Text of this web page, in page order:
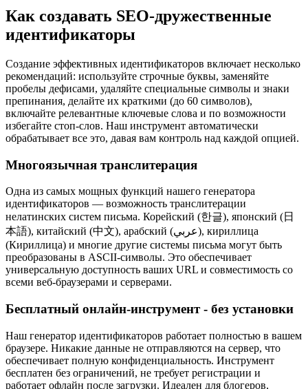
Как создавать SEO-дружественные
идентификаторы
Создание эффективных идентификаторов включает несколько
рекомендаций: используйте строчные буквы, заменяйте
пробелы дефисами, удаляйте специальные символы и знаки
препинания, делайте их краткими (до 60 символов),
включайте релевантные ключевые слова и по возможности
избегайте стоп-слов. Наш инструмент автоматически
обрабатывает все это, давая вам контроль над каждой опцией.
Многоязычная транслитерация
Одна из самых мощных функций нашего генератора
идентификаторов — возможность транслитерации
нелатинских систем письма. Корейский (한글), японский (日
本語), китайский (中文), арабский (عربي), кириллица
(Кириллица) и многие другие системы письма могут быть
преобразованы в ASCII-символы. Это обеспечивает
универсальную доступность ваших URL и совместимость со
всеми веб-браузерами и серверами.
Бесплатный онлайн-инструмент - без установки
Наш генератор идентификаторов работает полностью в вашем
браузере. Никакие данные не отправляются на сервер, что
обеспечивает полную конфиденциальность. Инструмент
бесплатен без ограничений, не требует регистрации и
работает офлайн после загрузки. Идеален для блогеров,